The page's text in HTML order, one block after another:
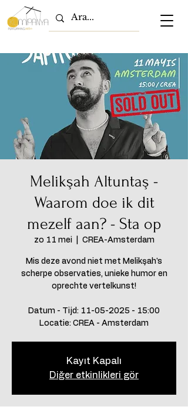
Melikşah Altuntaş -
Waarom doe ik dit
mezelf aan? - Sta op
zo 11 mei
  |
CREA-Amsterdam
Mis deze avond niet met Melikşah's
scherpe observaties, unieke humor en
oprechte vertelkunst!
Datum - Tijd: 11-05-2025 - 15:00
Locatie: CREA - Amsterdam
Kayıt Kapalı
Diğer etkinlikleri gör